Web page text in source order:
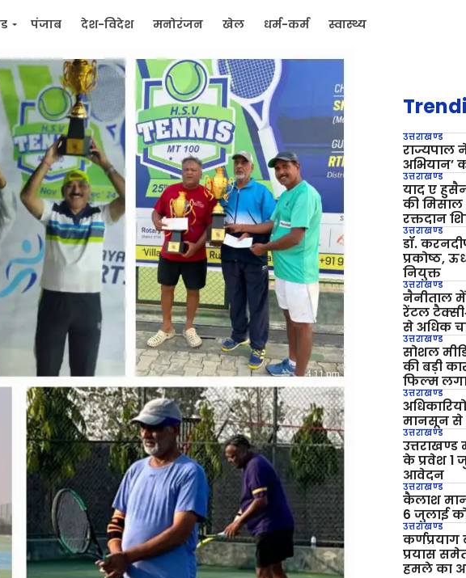
पंजाब देश-विदेश मनोरंजन खेल धर्म-कर्म स्वास्थ्य
जन मुद्दे
उत्तराखण्ड
राज्यपाल
अभियान’
उत्तराखण्ड
याद ए
की मिसाल
रक्तदान
उत्तराखण्ड
डॉ.
प्रकोष्ठ,
नियुक्त
उत्तराखण्ड
नैनीताल
रेंटल
से अधिक
उत्तराखण्ड
सोशल
की बड़ी
फिल्म
उत्तराखण्ड
मानसून से
उत्तराखण्ड
उत्तराखण्ड
के प्रवेश 1
आवेदन
उत्तराखण्ड
कैलाश
6 जुलाई
उत्तराखण्ड
प्रयास
हमले का